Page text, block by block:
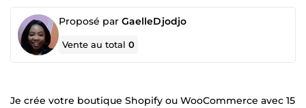
Proposé par GaelleDjodjo
Vente au total0
Je crée votre boutique Shopify ou WooCommerce avec 15